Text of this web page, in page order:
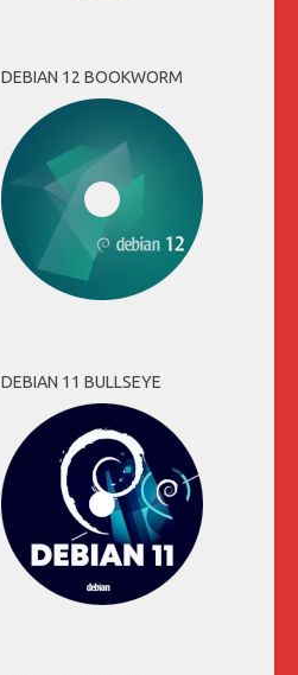
DEBIAN 12 BOOKWORM
DEBIAN 11 BULLSEYE